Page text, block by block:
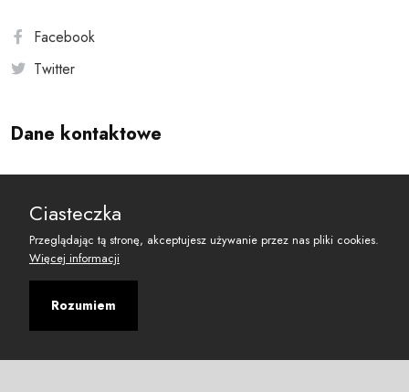
Facebook
Twitter
Dane kontaktowe
reset@resetobywatelski.pl
Ciasteczka
Przeglądając tą stronę, akceptujesz używanie przez nas pliki cookies.
Więcej informacji
Rozumiem